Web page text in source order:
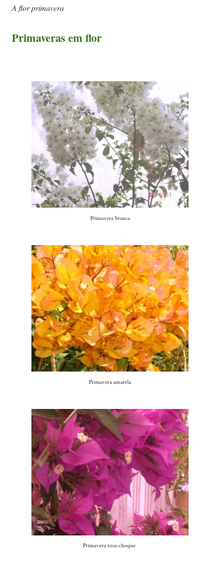
A flor primavera
Primaveras em flor
Primavera branca
Primavera amarela
Primavera rosa-choque